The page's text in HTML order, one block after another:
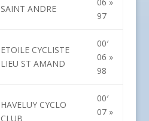
SAINT ANDRE
97
ETOILE CYCLISTE
LIEU ST AMAND
00′
06 »
98
HAVELUY CYCLO
CLUB
00′
07 »